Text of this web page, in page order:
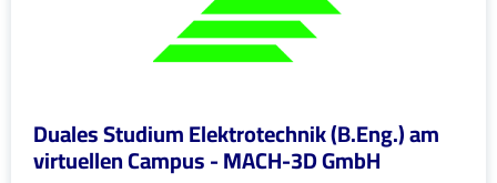
Duales Studium Elektrotechnik (B.Eng.) am
virtuellen Campus - MACH-3D GmbH